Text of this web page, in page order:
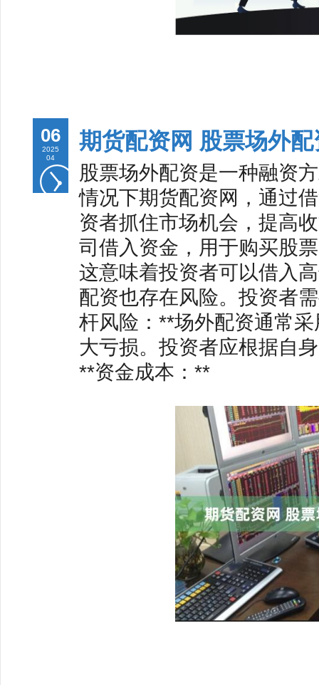
06
2025
04
期货配资网 股票场外
股票场外配资是一种融资
情况下期货配资网，通过
资者抓住市场机会，提高
司借入资金，用于购买股
这意味着投资者可以借入
配资也存在风险。投资者
杆风险：**场外配资通常
大亏损。投资者应根据自
**资金成本：**